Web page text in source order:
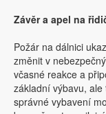
Závěr a apel na
Požár na dálnici
změnit v
včasné reakce a
základní výbavu,
správné vybavení